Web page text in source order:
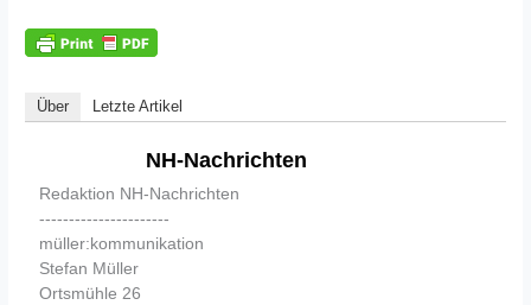
Über Letzte Artikel
NH-Nachrichten
Redaktion NH-Nachrichten
----------------------
müller:kommunikation
Stefan Müller
Ortsmühle 26